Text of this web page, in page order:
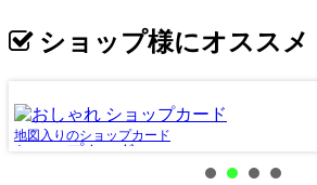
ショップ様にオススメ
地図入りのショップカード
ショップカード